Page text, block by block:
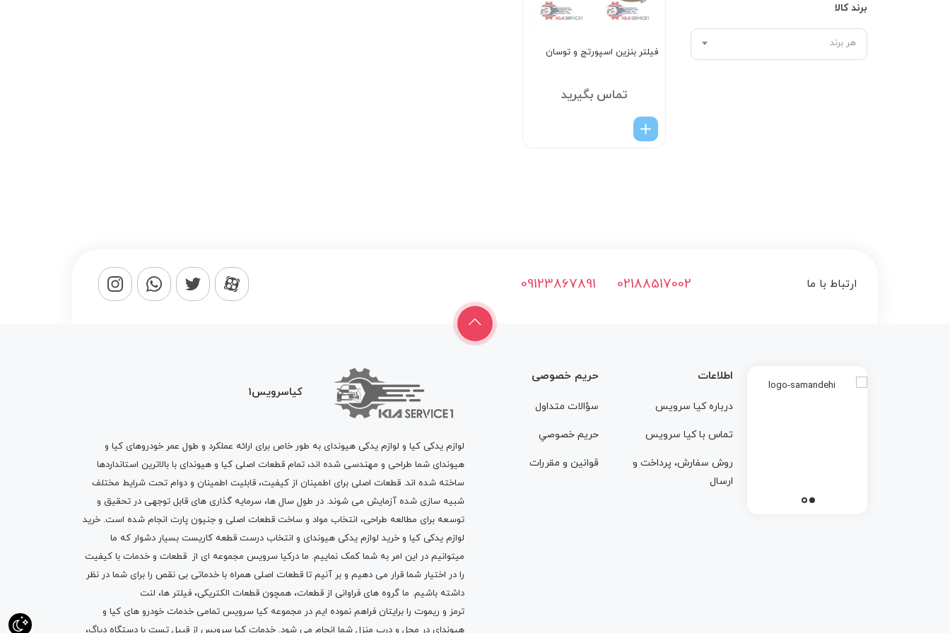
برند کالا
هر برند
فیلتر بنزین اسپورتج و توسان
تماس بگیرید
ارتباط با ما 09123867891 02188517002
اطلاعات
درباره کيا سرويس
تماس با کيا سرويس
روش سفارش، پرداخت و
ارسال
حریم خصوصی
سؤالات متداول
حريم خصوصي
قوانين و مقررات
کیاسرویس1
لوازم یدکی کیا و لوازم یدکی هیوندای به طور خاص برای ارائه عملکرد و طول عمر خودروهای کیا و
هیوندای شما طراحی و مهندسی شده اند، تمام قطعات اصلی کیا و هیوندای با بالاترین استانداردها
ساخته شده اند. قطعات اصلی برای اطمینان از کیفیت، قابلیت اطمینان و دوام تحت شرایط مختلف
شبیه سازی شده آزمایش می شوند. در طول سال ها، سرمایه گذاری های قابل توجهی در تحقیق و
توسعه برای مطالعه طراحی، انتخاب مواد و ساخت قطعات اصلی و جنیون پارت انجام شده است. خرید
لوازم یدکی کیا و خرید لوازم یدکی هیوندای و انتخاب درست قطعه کاریست بسیار دشوار که ما
میتوانیم در این امر به شما کمک نماییم. ما درکیا سرویس مجموعه ای از قطعات و خدمات با کیفیت
را در اختیار شما قرار می دهیم و بر آنیم تا قطعات اصلی همراه با خدماتی بی نقص را برای شما در نظر
داشته باشیم. ما گروه های فراوانی از قطعات، همچون قطعات الکتریکی، فیلتر ها، لنت
ترمز و ریموت را برایتان فراهم نموده ایم در مجموعه کیا سرویس تمامی خدمات خودرو های کیا و
هیوندای در محل و درب منزل شما انجام می شود. خدمات کیا سرویس از قبیل تست با دستگاه دیاگ،